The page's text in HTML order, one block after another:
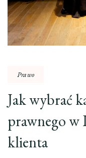
Prawo
Jak wybrać
prawnego w
klienta